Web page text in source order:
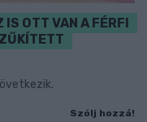
IS OTT VAN A FÉRFI
Szólj hozzá!